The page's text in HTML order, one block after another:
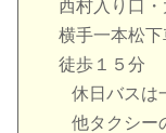
西村入り口
横手一本
徒歩１５分
休日バスは一
他タクシーの